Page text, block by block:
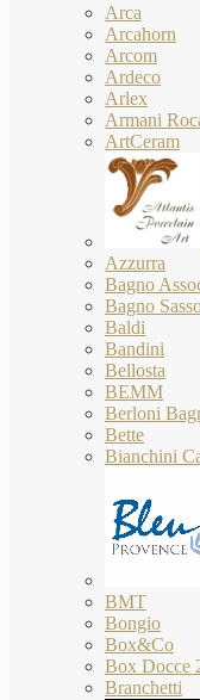
Arca
Arcahorn
Arcom
Ardeco
Arlex
Armani
ArtCeram
Azzurra
Bagno
Bagno
Baldi
Bandini
Bellosta
BEMM
Berloni
Bette
Bianchini
BMT
Bongio
Box&Co
Box Docce
Branchetti